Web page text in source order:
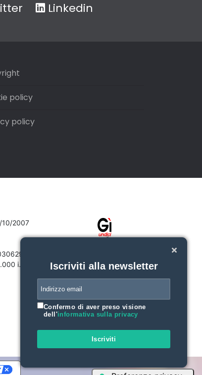
Linkedin
policy
policy
10/2007
i.v.
Iscriviti alla newsletter
Confermo di aver preso visione
dell'informativa sulla privacy
Iscriviti